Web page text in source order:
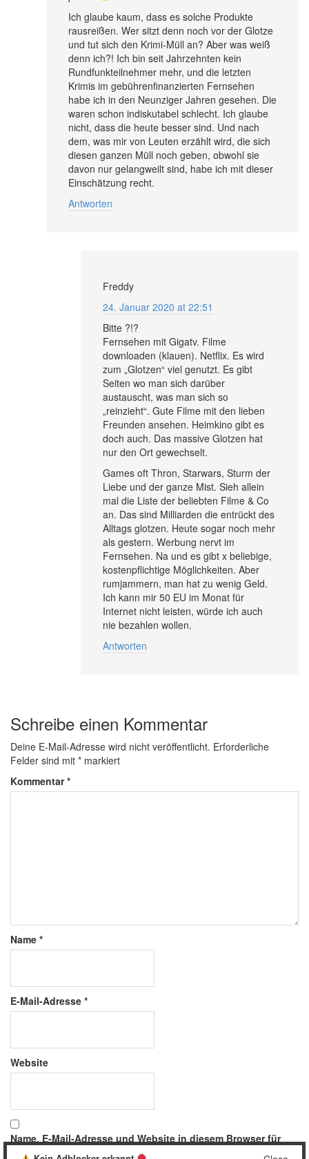
Ich glaube kaum, dass es solche Produkte
rausreißen. Wer sitzt denn noch vor der Glotze
und tut sich den Krimi-Müll an? Aber was weiß
denn ich?! Ich bin seit Jahrzehnten kein
Rundfunkteilnehmer mehr, und die letzten
Krimis im gebührenfinanzierten Fernsehen
habe ich in den Neunziger Jahren gesehen. Die
waren schon indiskutabel schlecht. Ich glaube
nicht, dass die heute besser sind. Und nach
dem, was mir von Leuten erzählt wird, die sich
diesen ganzen Müll noch geben, obwohl sie
davon nur gelangweilt sind, habe ich mit dieser
Einschätzung recht.
Antworten
Freddy
24. Januar 2020 at 22:51
Bitte ?!?
Fernsehen mit Gigatv. Filme
downloaden (klauen). Netflix. Es wird
zum „Glotzen“ viel genutzt. Es gibt
Seiten wo man sich darüber
austauscht, was man sich so
„reinzieht“. Gute Filme mit den lieben
Freunden ansehen. Heimkino gibt es
doch auch. Das massive Glotzen hat
nur den Ort gewechselt.
Games oft Thron, Starwars, Sturm der
Liebe und der ganze Mist. Sieh allein
mal die Liste der beliebten Filme & Co
an. Das sind Milliarden die entrückt des
Alltags glotzen. Heute sogar noch mehr
als gestern. Werbung nervt im
Fernsehen. Na und es gibt x beliebige,
kostenpflichtige Möglichkeiten. Aber
rumjammern, man hat zu wenig Geld.
Ich kann mir 50 EU im Monat für
Internet nicht leisten, würde ich auch
nie bezahlen wollen.
Antworten
Schreibe einen Kommentar
Deine E-Mail-Adresse wird nicht veröffentlicht. Erforderliche
Felder sind mit * markiert
Kommentar*
Name *
E-Mail-Adresse *
Website
Name, E-Mail-Adresse und Website in diesem Browser für
meinen nächsten Kommentar speichern.